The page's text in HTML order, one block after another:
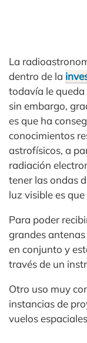
La
dentro de la
todavía le queda
sin embargo,
es que ha
conocimientos
astrofísicos, a
radiación
tener las ondas
luz visible es
Para poder
grandes
en conjunto y
través de un
Otro uso muy
instancias de
vuelos